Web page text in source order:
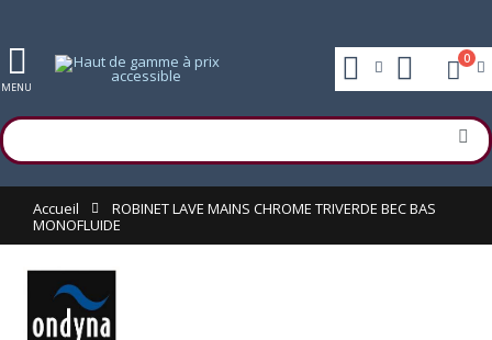
MENU
0
Accueil
ROBINET LAVE MAINS CHROME TRIVERDE BEC BAS
MONOFLUIDE